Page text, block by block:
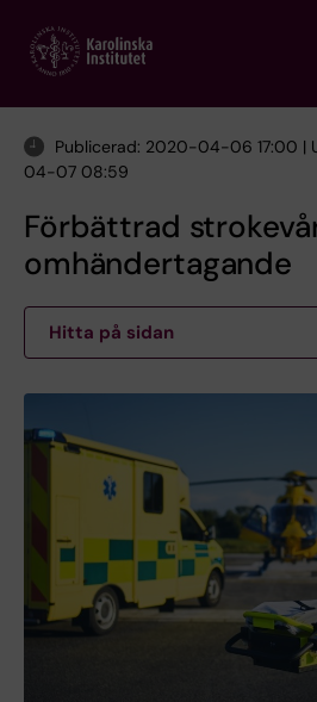
main
Publicerad: 2020-04-06 17:00 |
04-07 08:59
Förbättrad
omhändertagande
Hitta på sidan